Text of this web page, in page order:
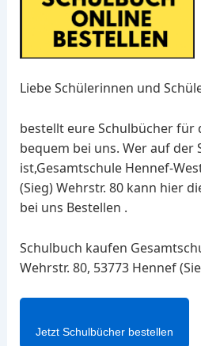
Liebe Schülerinnen und
bestellt eure Schulbücher für
bequem bei uns. Wer auf der
ist,Gesamtschule Hennef-
(Sieg) Wehrstr. 80 kann hier
bei uns Bestellen .
Schulbuch kaufen
Wehrstr. 80, 53773 Hennef
Jetzt Schulbücher bestellen